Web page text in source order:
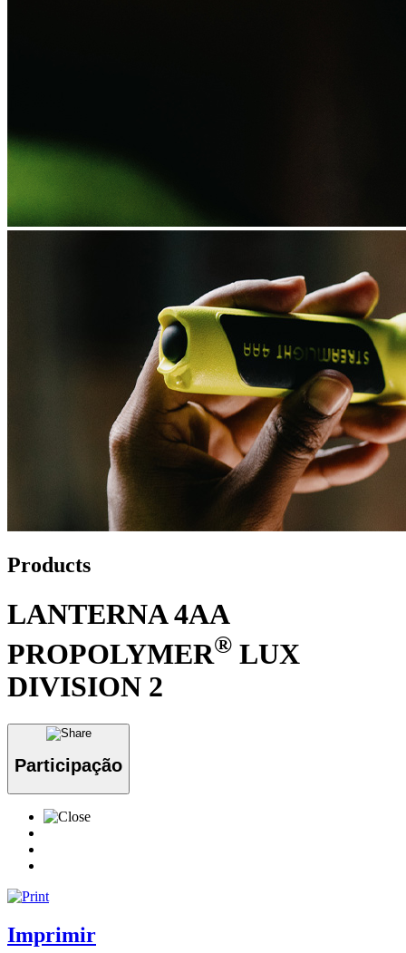
Products
LANTERNA 4AA
PROPOLYMER® LUX
DIVISION 2
Participação
Imprimir